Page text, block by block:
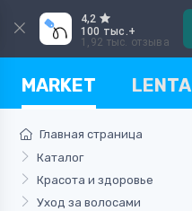
4,2
100 тыс.+
1,92 тыс. отзыва
MARKET LENTA
Главная страница
Каталог
Красота и здоровье
Уход за волосами